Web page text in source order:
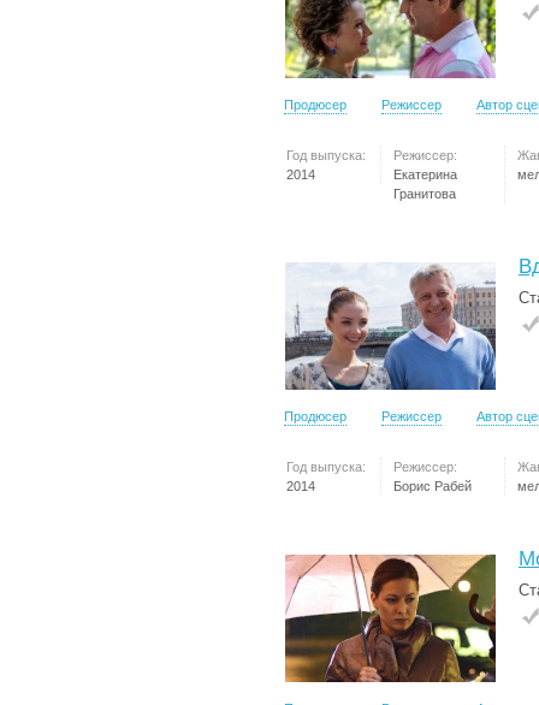
Продюсер Режиссер Автор
Год выпуска:
2014
Режиссер:
Екатерина
Гранитова
Продюсер Режиссер Автор
Год выпуска:
2014
Режиссер:
Борис Рабей